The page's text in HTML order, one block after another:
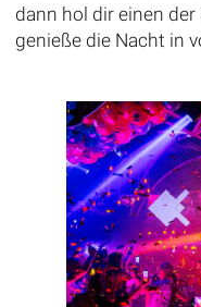
dann hol dir einen
genieße die Nacht in